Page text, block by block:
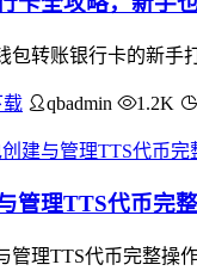
包转账银行卡的新手
载 qbadmin 1.2K
管理TTS代币完
管理TTS代币完整